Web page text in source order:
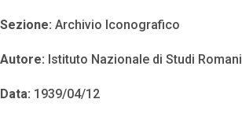
Sezione: Archivio Iconografico
Autore: Istituto Nazionale di Studi Romani
Data: 1939/04/12